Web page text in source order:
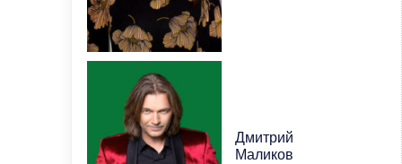
Дмитрий
Маликов